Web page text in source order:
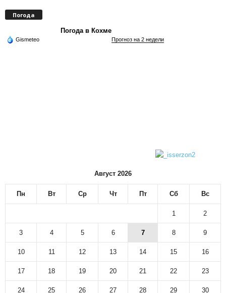
Погода
Погода в Кохме
Gismeteo Прогноз на 2 недели
Август 2026
Пн Вт Ср Чт Пт Сб Вс
1 2
3 4 5 6 7 8 9
10 11 12 13 14 15 16
17 18 19 20 21 22 23
24 25 26 27 28 29 30